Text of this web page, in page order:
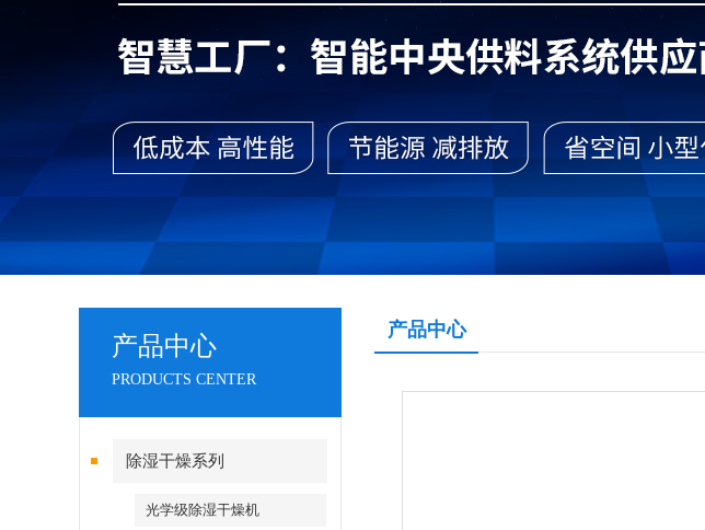
产品中心
PRODUCTS CENTER
除湿干燥系列
光学级除湿干燥机
产品中心